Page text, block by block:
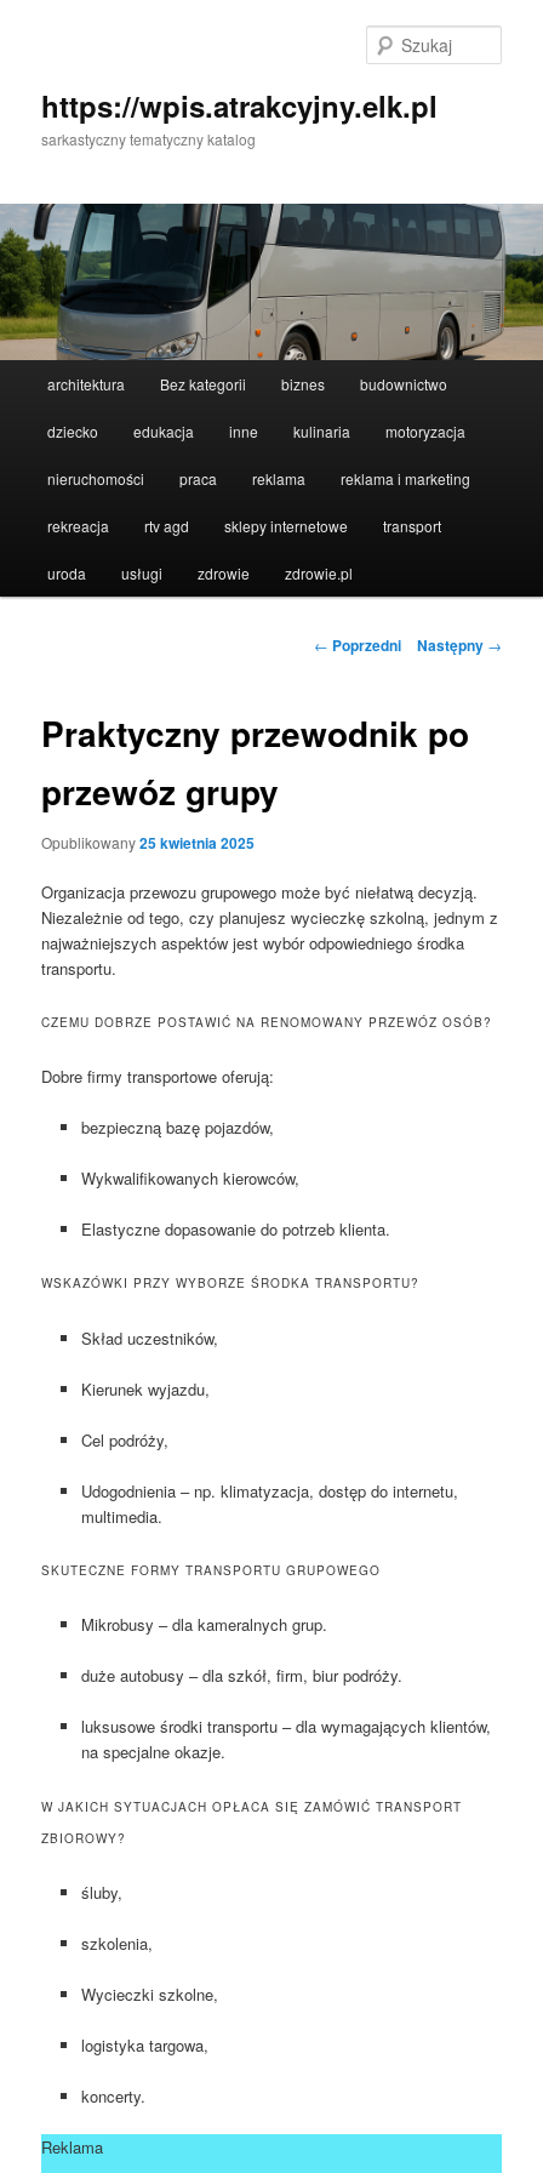
https://wpis.atrakcyjny.elk.pl
sarkastyczny tematyczny katalog
architektura Bez kategorii biznes budownictwo
dziecko edukacja inne kulinaria motoryzacja
nieruchomości praca reklama reklama i marketing
rekreacja rtv agd sklepy internetowe transport
uroda usługi zdrowie zdrowie.pl
Nawigacja
← Poprzedni Następny →
Praktyczny przewodnik po
przewóz grupy
Opublikowany25 kwietnia 2025
Organizacja przewozu grupowego może być niełatwą decyzją.
Niezależnie od tego, czy planujesz wycieczkę szkolną, jednym z
najważniejszych aspektów jest wybór odpowiedniego środka
transportu.
CZEMU DOBRZE POSTAWIĆ NA RENOMOWANY PRZEWÓZ OSÓB?
Dobre firmy transportowe oferują:
bezpieczną bazę pojazdów,
Wykwalifikowanych kierowców,
Elastyczne dopasowanie do potrzeb klienta.
WSKAZÓWKI PRZY WYBORZE ŚRODKA TRANSPORTU?
Skład uczestników,
Kierunek wyjazdu,
Cel podróży,
Udogodnienia – np. klimatyzacja, dostęp do internetu,
multimedia.
SKUTECZNE FORMY TRANSPORTU GRUPOWEGO
Mikrobusy – dla kameralnych grup.
duże autobusy – dla szkół, firm, biur podróży.
luksusowe środki transportu – dla wymagających klientów,
na specjalne okazje.
W JAKICH SYTUACJACH OPŁACA SIĘ ZAMÓWIĆ TRANSPORT
ZBIOROWY?
śluby,
szkolenia,
Wycieczki szkolne,
logistyka targowa,
koncerty.
Reklama